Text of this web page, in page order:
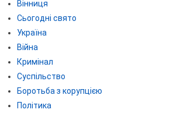
Вінниця
Сьогодні свято
Україна
Війна
Кримінал
Суспільство
Боротьба з корупцією
Політика